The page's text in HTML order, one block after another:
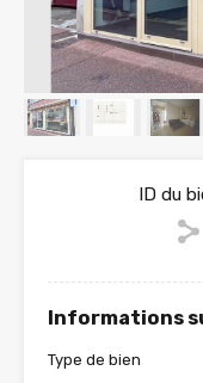
ID du
Informations
Type de bien